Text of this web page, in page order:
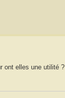
ont elles une utilité ?